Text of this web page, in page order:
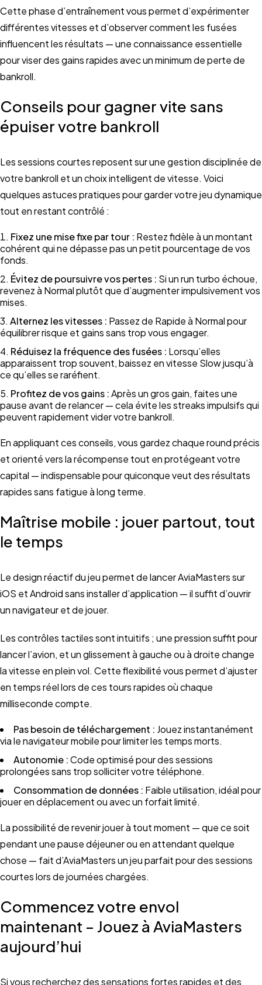
Cette phase d’entraînement vous permet d’expérimenter
différentes vitesses et d’observer comment les fusées
influencent les résultats — une connaissance essentielle
pour viser des gains rapides avec un minimum de perte de
bankroll.
Conseils pour gagner vite sans
épuiser votre bankroll
Les sessions courtes reposent sur une gestion disciplinée de
votre bankroll et un choix intelligent de vitesse. Voici
quelques astuces pratiques pour garder votre jeu dynamique
tout en restant contrôlé :
Fixez une mise fixe par tour : Restez fidèle à un montant
cohérent qui ne dépasse pas un petit pourcentage de vos
fonds.
Évitez de poursuivre vos pertes : Si un run turbo échoue,
revenez à Normal plutôt que d’augmenter impulsivement vos
mises.
Alternez les vitesses : Passez de Rapide à Normal pour
équilibrer risque et gains sans trop vous engager.
Réduisez la fréquence des fusées : Lorsqu’elles
apparaissent trop souvent, baissez en vitesse Slow jusqu’à
ce qu’elles se raréfient.
Profitez de vos gains :Après un gros gain, faites une
pause avant de relancer — cela évite les streaks impulsifs qui
peuvent rapidement vider votre bankroll.
En appliquant ces conseils, vous gardez chaque round précis
et orienté vers la récompense tout en protégeant votre
capital — indispensable pour quiconque veut des résultats
rapides sans fatigue à long terme.
Maîtrise mobile : jouer partout, tout
le temps
Le design réactif du jeu permet de lancer AviaMasters sur
iOS et Android sans installer d’application — il suffit d’ouvrir
un navigateur et de jouer.
Les contrôles tactiles sont intuitifs ; une pression suffit pour
lancer l’avion, et un glissement à gauche ou à droite change
la vitesse en plein vol. Cette flexibilité vous permet d’ajuster
en temps réel lors de ces tours rapides où chaque
milliseconde compte.
Pas besoin de téléchargement : Jouez instantanément
via le navigateur mobile pour limiter les temps morts.
Autonomie :Code optimisé pour des sessions
prolongées sans trop solliciter votre téléphone.
Consommation de données : Faible utilisation, idéal pour
jouer en déplacement ou avec un forfait limité.
La possibilité de revenir jouer à tout moment — que ce soit
pendant une pause déjeuner ou en attendant quelque
chose — fait d’AviaMasters un jeu parfait pour des sessions
courtes lors de journées chargées.
Commencez votre envol
maintenant – Jouez à AviaMasters
aujourd’hui
Si vous recherchez des sensations fortes rapides et des